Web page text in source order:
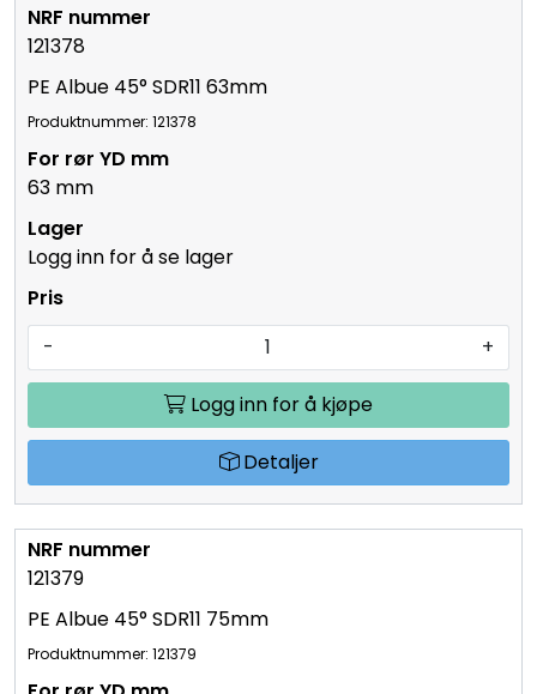
121378
PE Albue 45° SDR11 63mm
Produktnummer: 121378
63 mm
Logg inn for å se lager
- +
Logg inn for å kjøpe
Detaljer
121379
PE Albue 45° SDR11 75mm
Produktnummer: 121379